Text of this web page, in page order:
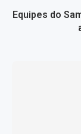
Equipes do